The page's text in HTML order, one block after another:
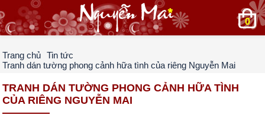
0
Trang chủ
Tin tức
Tranh dán tường phong cảnh hữa tình của riêng Nguyễn Mai
TRANH DÁN TƯỜNG PHONG CẢNH HỮA TÌNH
CỦA RIÊNG NGUYỄN MAI